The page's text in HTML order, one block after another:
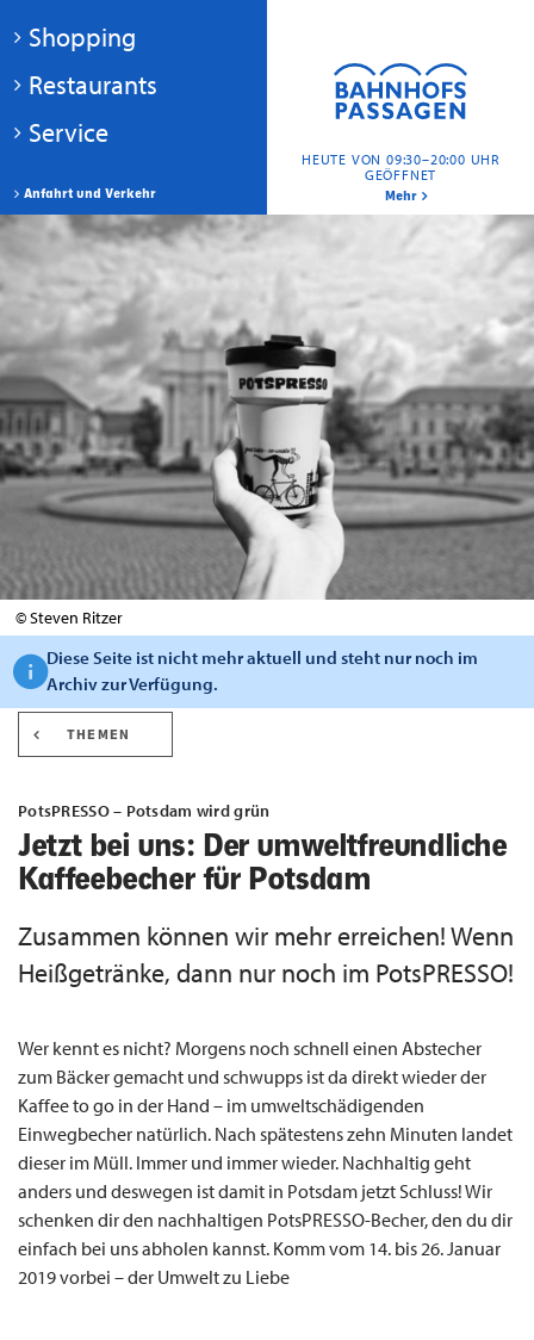
HEUTE VON 09:30–20:00 UHR
GEÖFFNET
Mehr
Anfahrt und Verkehr
Shopping
Restaurants
Service
© Steven Ritzer
Diese Seite ist nicht mehr aktuell und steht nur noch im
Archiv zur Verfügung.
THEMEN
PotsPRESSO – Potsdam wird grün
Jetzt bei uns: Der umweltfreundliche
Kaffeebecher für Potsdam
Zusammen können wir mehr erreichen! Wenn
Heißgetränke, dann nur noch im PotsPRESSO!
Wer kennt es nicht? Morgens noch schnell einen Abstecher
zum Bäcker gemacht und schwupps ist da direkt wieder der
Kaffee to go in der Hand – im umweltschädigenden
Einwegbecher natürlich. Nach spätestens zehn Minuten landet
dieser im Müll. Immer und immer wieder. Nachhaltig geht
anders und deswegen ist damit in Potsdam jetzt Schluss! Wir
schenken dir den nachhaltigen PotsPRESSO-Becher, den du dir
einfach bei uns abholen kannst. Komm vom 14. bis 26. Januar
2019 vorbei – der Umwelt zu Liebe